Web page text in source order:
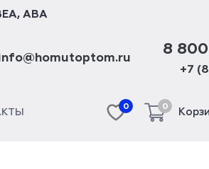
, ABA
8
+7
0 0